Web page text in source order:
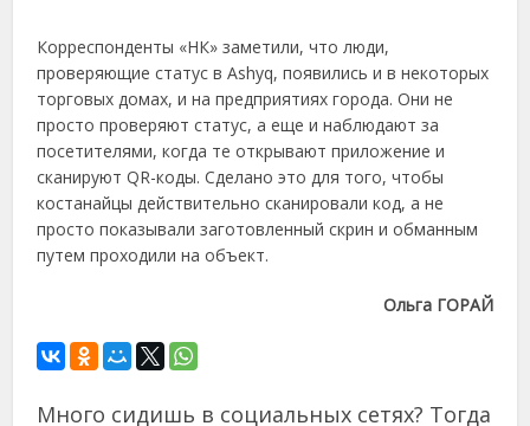
Корреспонденты «НК» заметили, что люди,
проверяющие статус в Ashyq, появились и в некоторых
торговых домах, и на предприятиях города. Они не
просто проверяют статус, а еще и наблюдают за
посетителями, когда те открывают приложение и
сканируют QR-коды. Сделано это для того, чтобы
костанайцы действительно сканировали код, а не
просто показывали заготовленный скрин и обманным
путем проходили на объект.
Ольга ГОРАЙ
Много сидишь в социальных сетях? Тогда